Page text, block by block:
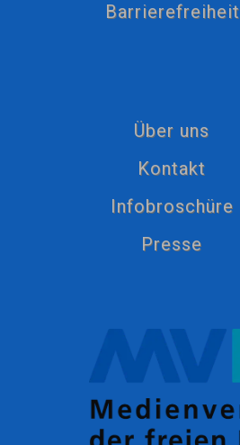
Barrierefreiheit
Über uns
Kontakt
Infobroschüre
Presse